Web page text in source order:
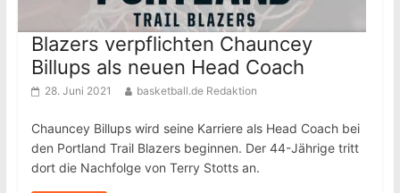
Blazers verpflichten Chauncey
Billups als neuen Head Coach
28. Juni 2021 basketball.de Redaktion
Chauncey Billups wird seine Karriere als Head Coach bei
den Portland Trail Blazers beginnen. Der 44-Jährige tritt
dort die Nachfolge von Terry Stotts an.